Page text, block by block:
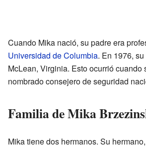
Cuando Mika nació, su padre era
Universidad de Columbia. En 1976,
McLean, Virginia. Esto ocurrió cuando
nombrado consejero de seguridad
Familia de Mika
Mika tiene dos hermanos. Su